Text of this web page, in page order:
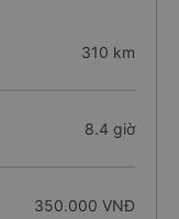
310 km
8.4 giờ
350.000 VNĐ